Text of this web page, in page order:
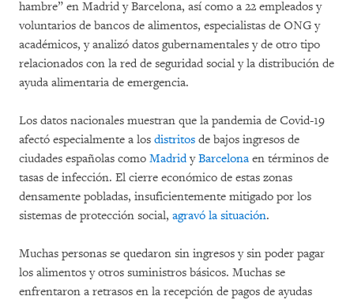
hambre” en Madrid y Barcelona, así como a 22 empleados y
voluntarios de bancos de alimentos, especialistas de ONG y
académicos, y analizó datos gubernamentales y de otro tipo
relacionados con la red de seguridad social y la distribución de
ayuda alimentaria de emergencia.
Los datos nacionales muestran que la pandemia de Covid-19
afectó especialmente a los distritos de bajos ingresos de
ciudades españolas como MadridyBarcelona en términos de
tasas de infección. El cierre económico de estas zonas
densamente pobladas, insuficientemente mitigado por los
sistemas de protección social, agravó la situación.
Muchas personas se quedaron sin ingresos y sin poder pagar
los alimentos y otros suministros básicos. Muchas se
enfrentaron a retrasos en la recepción de pagos de ayudas